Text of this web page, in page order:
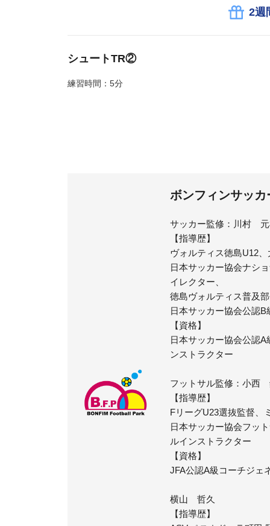
2週
シュートTR②
練習時間：5分
ボンフィンサッカ
サッカー監修：川村
【指導歴】
ヴォルティス徳島U12
日本サッカー協会ナシ
イレクター、
徳島ヴォルティス普及
日本サッカー協会公認
【資格】
日本サッカー協会公認
ンストラクター
フットサル監修：小西
【指導歴】
FリーグU23選抜監督、
日本サッカー協会フッ
ルインストラクター
【資格】
JFA公認A級コーチジェ
横山 哲久
【指導歴】